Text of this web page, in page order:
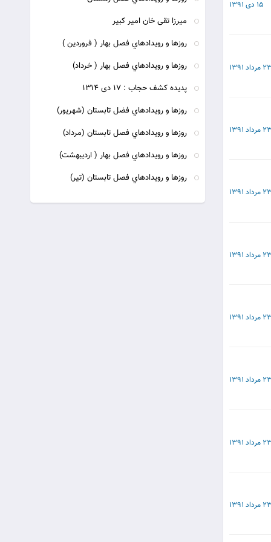
15 دی 1391
1391
1391
1391
1391
1391
1391
1391
1391
ميرزا تقى خان امير كبير
روزها و رويدادهاي فصل بهار ( فروردين )
روزها و رويدادهاي فصل بهار ( خرداد)
پديده كشف حجاب : 17 دى 1314
روزها و رويدادهاي فضل تابستان (شهريور)
روزها و رويدادهاي فصل تابستان (مرداد)
روزها و رويدادهاي فصل بهار ( ارديبهشت)
روزها و رويدادهاي فصل تابستان (تير)